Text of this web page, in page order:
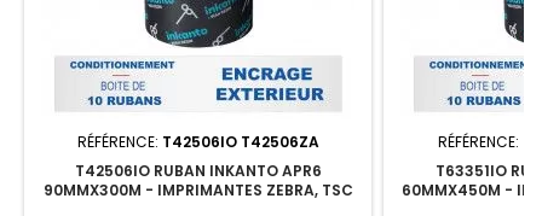
RÉFÉRENCE: T42506IO T42506ZA
T42506IO RUBAN INKANTO APR6
90MMX300M - IMPRIMANTES ZEBRA, TSC
RÉFÉRENCE:
T63351IO
60MMX450M -